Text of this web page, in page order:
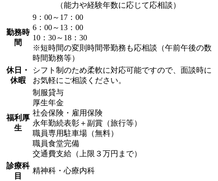
（能力や経験年数に応じて応相談）
勤務時
間
9：00～17：00
6：00～13：00
10：30～18：30
※短時間の変則時間帯勤務も応相談（午前午後の数
時間勤務等）
休日・
休暇
シフト制のため柔軟に対応可能ですので、面談時に
お気軽にご相談ください。
福利厚
生
制服貸与
厚生年金
社会保険・雇用保険
永年勤続表彰＋副賞（旅行等）
職員専用駐車場（無料）
職員食堂完備
交通費支給（上限３万円まで）
診療科
目
精神科・心療内科